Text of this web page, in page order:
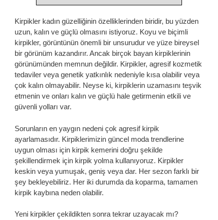
Kirpikler kadın güzelliğinin özelliklerinden biridir, bu yüzden
uzun, kalın ve güçlü olmasını istiyoruz. Koyu ve biçimli
kirpikler, görüntünün önemli bir unsurudur ve yüze bireysel
bir görünüm kazandırır. Ancak birçok bayan kirpiklerinin
görünümünden memnun değildir. Kirpikler, agresif kozmetik
tedaviler veya genetik yatkınlık nedeniyle kısa olabilir veya
çok kalın olmayabilir. Neyse ki, kirpiklerin uzamasını teşvik
etmenin ve onları kalın ve güçlü hale getirmenin etkili ve
güvenli yolları var.
Sorunların en yaygın nedeni çok agresif kirpik
ayarlamasıdır. Kirpiklerimizin güncel moda trendlerine
uygun olması için kirpik kemerini doğru şekilde
şekillendirmek için kirpik yolma kullanıyoruz. Kirpikler
keskin veya yumuşak, geniş veya dar. Her sezon farklı bir
şey bekleyebiliriz. Her iki durumda da koparma, tamamen
kirpik kaybına neden olabilir.
Yeni kirpikler çekildikten sonra tekrar uzayacak mı?